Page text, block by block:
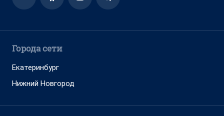
Города сети
Екатеринбург
Нижний Новгород